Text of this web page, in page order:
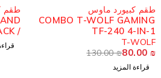
مُباع
طقم كبيورد ماوس
COMBO T-WOLF GAMING
TF-240 4-IN-1
T-WOLF
130.00₪80.00
قراءة المزيد
مُباع
طقم
AND
/
قراءة